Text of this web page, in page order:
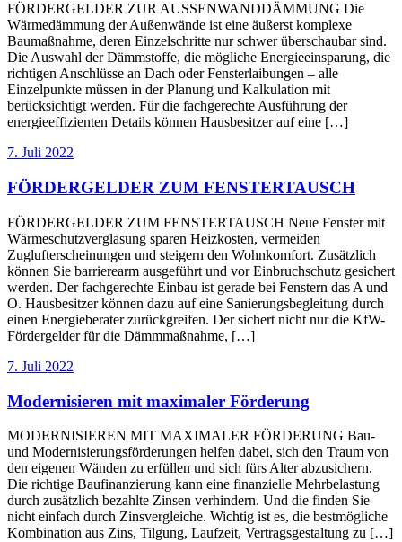
FÖRDERGELDER ZUR AUSSENWANDDÄMMUNG Die
Wärmedämmung der Außenwände ist eine äußerst komplexe
Baumaßnahme, deren Einzelschritte nur schwer überschaubar sind.
Die Auswahl der Dämmstoffe, die mögliche Energieeinsparung, die
richtigen Anschlüsse an Dach oder Fensterlaibungen – alle
Einzelpunkte müssen in der Planung und Kalkulation mit
berücksichtigt werden. Für die fachgerechte Ausführung der
energieeffizienten Details können Hausbesitzer auf eine […]
7. Juli 2022
FÖRDERGELDER ZUM FENSTERTAUSCH
FÖRDERGELDER ZUM FENSTERTAUSCH Neue Fenster mit
Wärmeschutzverglasung sparen Heizkosten, vermeiden
Zuglufterscheinungen und steigern den Wohnkomfort. Zusätzlich
können Sie barrierearm ausgeführt und vor Einbruchschutz gesichert
werden. Der fachgerechte Einbau ist gerade bei Fenstern das A und
O. Hausbesitzer können dazu auf eine Sanierungsbegleitung durch
einen Energieberater zurückgreifen. Der sichert nicht nur die KfW-
Fördergelder für die Dämmmaßnahme, […]
7. Juli 2022
Modernisieren mit maximaler Förderung
MODERNISIEREN MIT MAXIMALER FÖRDERUNG Bau-
und Modernisierungsförderungen helfen dabei, sich den Traum von
den eigenen Wänden zu erfüllen und sich fürs Alter abzusichern.
Die richtige Baufinanzierung kann eine finanzielle Mehrbelastung
durch zusätzlich bezahlte Zinsen verhindern. Und die finden Sie
nicht einfach durch Zinsvergleiche. Wichtig ist es, die bestmögliche
Kombination aus Zins, Tilgung, Laufzeit, Vertragsgestaltung zu […]